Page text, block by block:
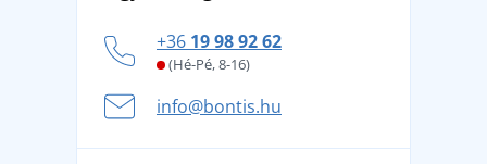
kényelmesen és biztonságosan
A nyári kaland a csomagolással kezdődik - készüljön
fel a gondtalan nyaralásra
+36 19 98 92 62
(Hé-Pé, 8-16)
info@bontis.hu